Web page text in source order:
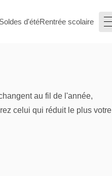
Soldes d'étéRentrée scolaire
au fil de l'année,
celui qui réduit le plus votre